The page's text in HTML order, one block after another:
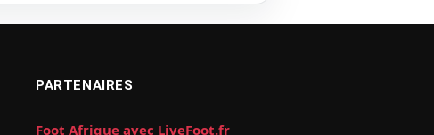
PARTENAIRES
Foot Afrique avec LiveFoot.fr